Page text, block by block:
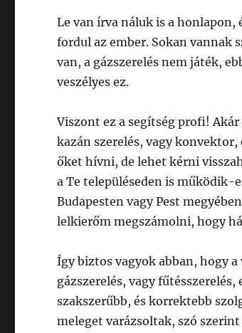
Le van írva náluk is a
fordul az ember. Sokan vannak
van, a gázszerelés nem játék,
veszélyes ez.
Viszont ez a segítség profi!
kazán szerelés, vagy
őket hívni, de lehet kérni
a Te településeden is működik-
Budapesten vagy Pest
lelkierőm megszámolni, hogy
Így biztos vagyok abban, hogy
gázszerelés, vagy
szakszerűbb, és korrektebb
meleget varázsoltak, szó